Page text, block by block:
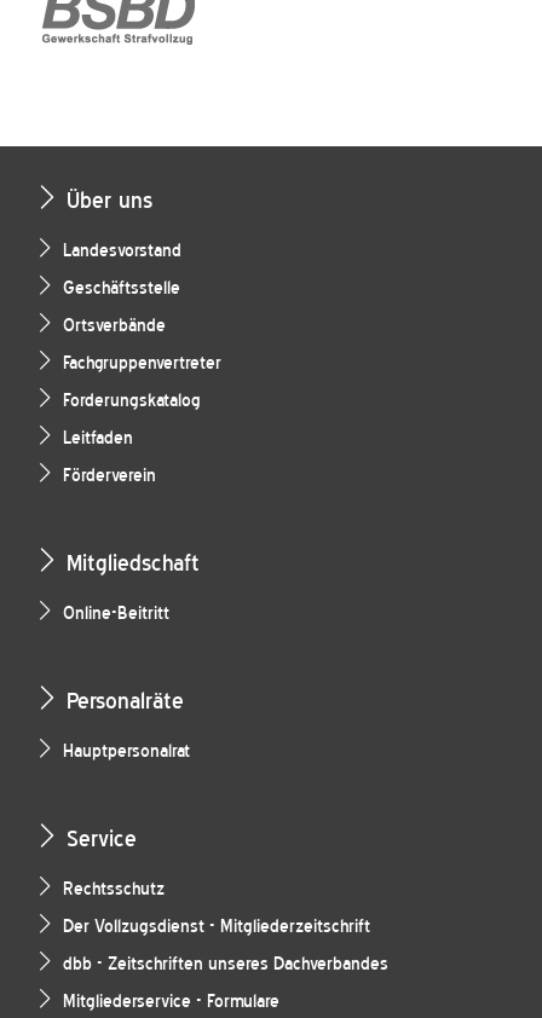
Über uns
Landesvorstand
Geschäftsstelle
Ortsverbände
Fachgruppenvertreter
Forderungskatalog
Leitfaden
Förderverein
Mitgliedschaft
Online-Beitritt
Personalräte
Hauptpersonalrat
Service
Rechtsschutz
Der Vollzugsdienst - Mitgliederzeitschrift
dbb - Zeitschriften unseres Dachverbandes
Mitgliederservice - Formulare